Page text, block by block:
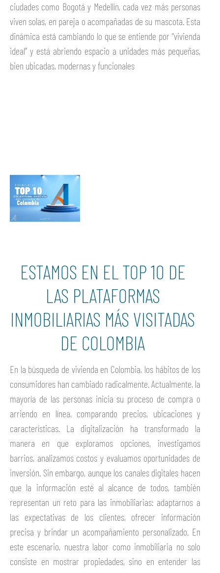
ciudades como Bogotá y Medellín, cada vez más personas
viven solas, en pareja o acompañadas de su mascota. Esta
dinámica está cambiando lo que se entiende por “vivienda
ideal” y está abriendo espacio a unidades más pequeñas,
bien ubicadas, modernas y funcionales
ESTAMOS EN EL TOP 10 DE
LAS PLATAFORMAS
INMOBILIARIAS MÁS VISITADAS
DE COLOMBIA
En la búsqueda de vivienda en Colombia, los hábitos de los
consumidores han cambiado radicalmente. Actualmente, la
mayoría de las personas inicia su proceso de compra o
arriendo en línea, comparando precios, ubicaciones y
características. La digitalización ha transformado la
manera en que exploramos opciones, investigamos
barrios, analizamos costos y evaluamos oportunidades de
inversión. Sin embargo, aunque los canales digitales hacen
que la información esté al alcance de todos, también
representan un reto para las inmobiliarias: adaptarnos a
las expectativas de los clientes, ofrecer información
precisa y brindar un acompañamiento personalizado. En
este escenario, nuestra labor como inmobiliaria no solo
consiste en mostrar propiedades, sino en entender las